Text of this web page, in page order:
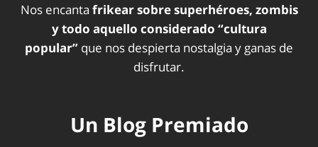
Nos encanta frikear sobre superhéroes, zombis
y todo aquello considerado “cultura
popular” que nos despierta nostalgia y ganas de
disfrutar.
Un Blog Premiado